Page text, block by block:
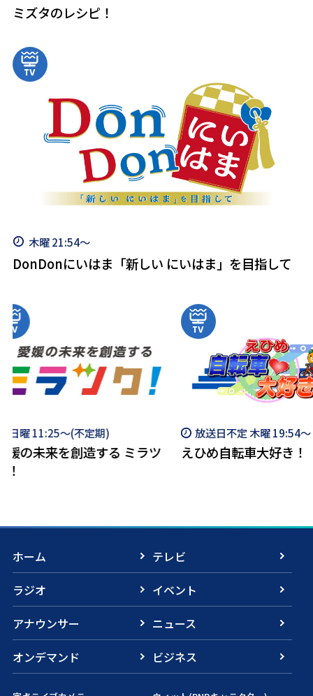
ミズタのレシピ！
木曜 21:54～
DonDonにいはま「新しい にいはま」を目指して
放送日不定 木曜 19:54～
えひめ自転車大好き！
毎月 第2土曜 11:15～
JAバンクえひめ
ホーム
テレビ
ラジオ
イベント
アナウンサー
ニュース
オンデマンド
ビジネス